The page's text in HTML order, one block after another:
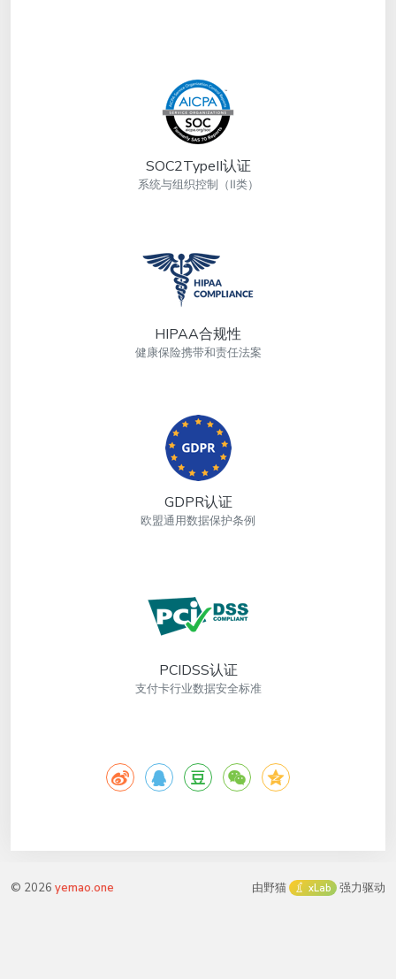
SOC2TypeII认证
系统与组织控制（Ⅱ类）
HIPAA合规性
健康保险携带和责任法案
GDPR认证
欧盟通用数据保护条例
PCIDSS认证
支付卡行业数据安全标准
由野猫 xLab 强力驱动
© 2026 yemao.one